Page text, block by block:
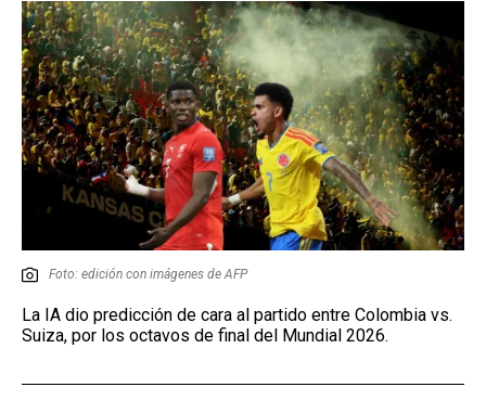
EMISIÓN 11:30 PM
Foto: edición con imágenes de AFP
La IA dio predicción de cara al partido entre Colombia vs.
Suiza, por los octavos de final del Mundial 2026.